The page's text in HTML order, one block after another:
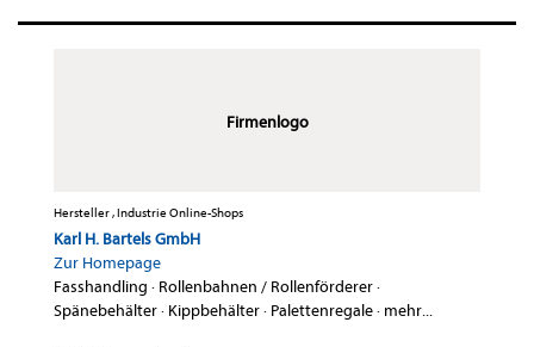
Firmenlogo
Hersteller , Industrie Online-Shops
Karl H. Bartels GmbH
Zur Homepage
Fasshandling · Rollenbahnen / Rollenförderer·
Spänebehälter· Kippbehälter· Palettenregale· mehr...